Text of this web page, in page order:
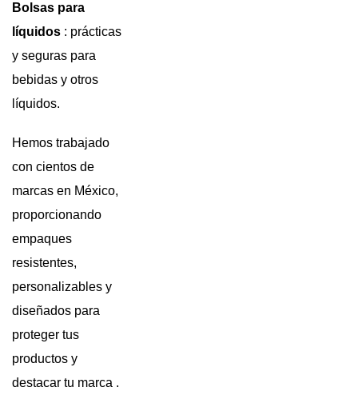
Bolsas para
líquidos : prácticas
y seguras para
bebidas y otros
líquidos.
Hemos trabajado
con cientos de
marcas en México,
proporcionando
empaques
resistentes,
personalizables y
diseñados para
proteger tus
productos y
destacar tu marca .